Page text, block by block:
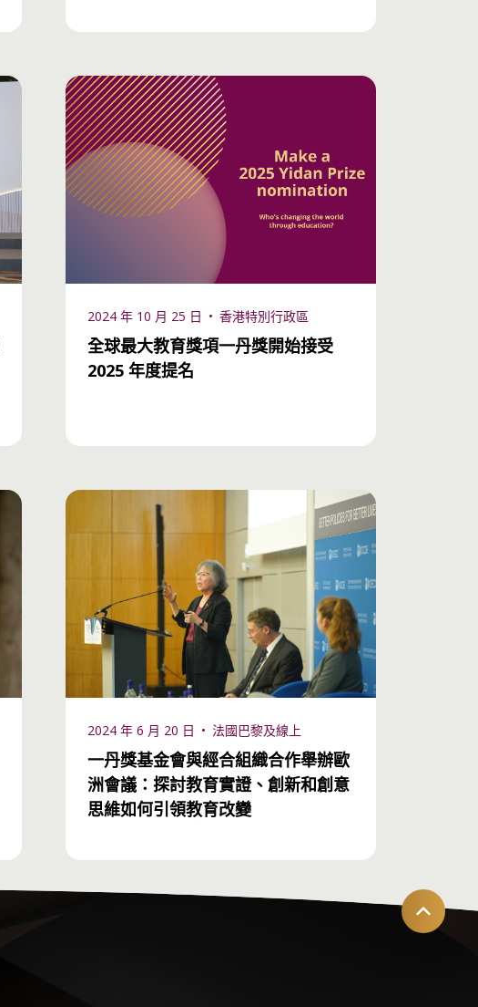
2024 年 10 月 25 日 香港特別行政區
全球最大教育獎項一丹獎開始接受
2025 年度提名
2024 年 6 月 20 日 法國巴黎及線上
一丹獎基金會與經合組織合作舉辦歐
洲會議：探討教育實證、創新和創意
思維如何引領教育改變